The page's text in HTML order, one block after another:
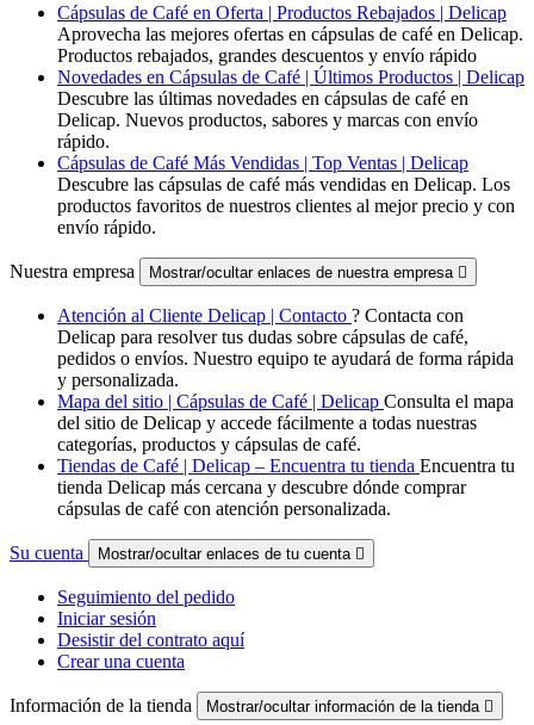
Cápsulas de Café en Oferta | Productos Rebajados | Delicap
Aprovecha las mejores ofertas en cápsulas de café en Delicap.
Productos rebajados, grandes descuentos y envío rápido
Novedades en Cápsulas de Café | Últimos Productos | Delicap
Descubre las últimas novedades en cápsulas de café en
Delicap. Nuevos productos, sabores y marcas con envío
rápido.
Cápsulas de Café Más Vendidas | Top Ventas | Delicap
Descubre las cápsulas de café más vendidas en Delicap. Los
productos favoritos de nuestros clientes al mejor precio y con
envío rápido.
Nuestra empresa Mostrar/ocultar enlaces de nuestra empresa 
Atención al Cliente Delicap | Contacto ? Contacta con
Delicap para resolver tus dudas sobre cápsulas de café,
pedidos o envíos. Nuestro equipo te ayudará de forma rápida
y personalizada.
Mapa del sitio | Cápsulas de Café | Delicap Consulta el mapa
del sitio de Delicap y accede fácilmente a todas nuestras
categorías, productos y cápsulas de café.
Tiendas de Café | Delicap – Encuentra tu tienda Encuentra tu
tienda Delicap más cercana y descubre dónde comprar
cápsulas de café con atención personalizada.
Su cuenta Mostrar/ocultar enlaces de tu cuenta 
Seguimiento del pedido
Iniciar sesión
Desistir del contrato aquí
Crear una cuenta
Información de la tienda Mostrar/ocultar información de la tienda 